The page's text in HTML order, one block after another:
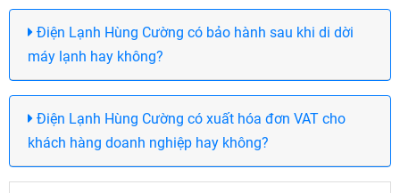
Điện Lạnh Hùng Cường có bảo hành sau khi di dời
máy lạnh hay không?
Điện Lạnh Hùng Cường có xuất hóa đơn VAT cho
khách hàng doanh nghiệp hay không?